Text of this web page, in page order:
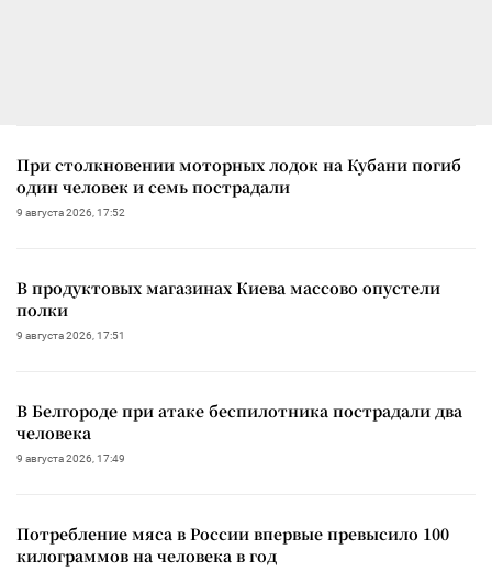
При столкновении моторных лодок на Кубани погиб
один человек и семь пострадали
9 августа 2026, 17:52
В продуктовых магазинах Киева массово опустели
полки
9 августа 2026, 17:51
В Белгороде при атаке беспилотника пострадали два
человека
9 августа 2026, 17:49
Потребление мяса в России впервые превысило 100
килограммов на человека в год